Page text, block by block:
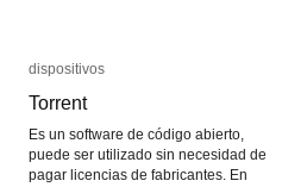
dispositivos
Torrent
Es un software de código abierto,
puede ser utilizado sin necesidad de
pagar licencias de fabricantes. En
dispositivos
Torrent